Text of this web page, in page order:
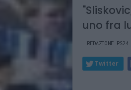
uno fra
REDAZIONE PS24
Twitter